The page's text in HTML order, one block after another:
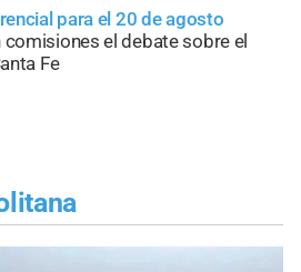
para el 20 de agosto
el debate sobre el
Fe